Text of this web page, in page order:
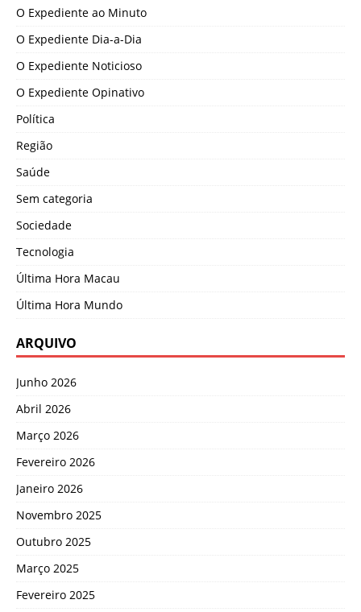
O Expediente ao Minuto
O Expediente Dia-a-Dia
O Expediente Noticioso
O Expediente Opinativo
Política
Região
Saúde
Sem categoria
Sociedade
Tecnologia
Última Hora Macau
Última Hora Mundo
ARQUIVO
Junho 2026
Abril 2026
Março 2026
Fevereiro 2026
Janeiro 2026
Novembro 2025
Outubro 2025
Março 2025
Fevereiro 2025